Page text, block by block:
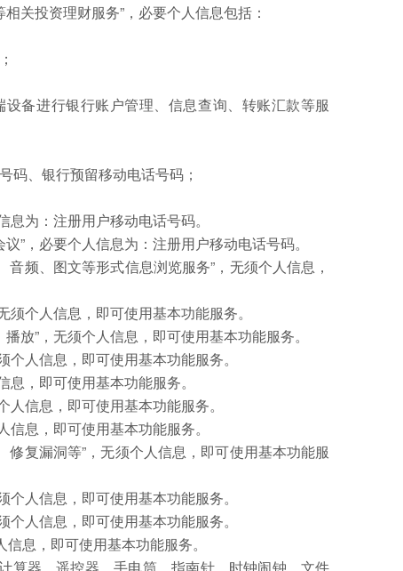
关投资理财服务”，必要个人信息包括：
备进行银行账户管理、信息查询、转账汇款等服
码、银行预留移动电话号码；
息为：注册用户移动电话号码。
”，必要个人信息为：注册用户移动电话号码。
频、图文等形式信息浏览服务”，无须个人信息，
须个人信息，即可使用基本功能服务。
放”，无须个人信息，即可使用基本功能服务。
个人信息，即可使用基本功能服务。
息，即可使用基本功能服务。
人信息，即可使用基本功能服务。
信息，即可使用基本功能服务。
修复漏洞等”，无须个人信息，即可使用基本功能服
个人信息，即可使用基本功能服务。
个人信息，即可使用基本功能服务。
息，即可使用基本功能服务。